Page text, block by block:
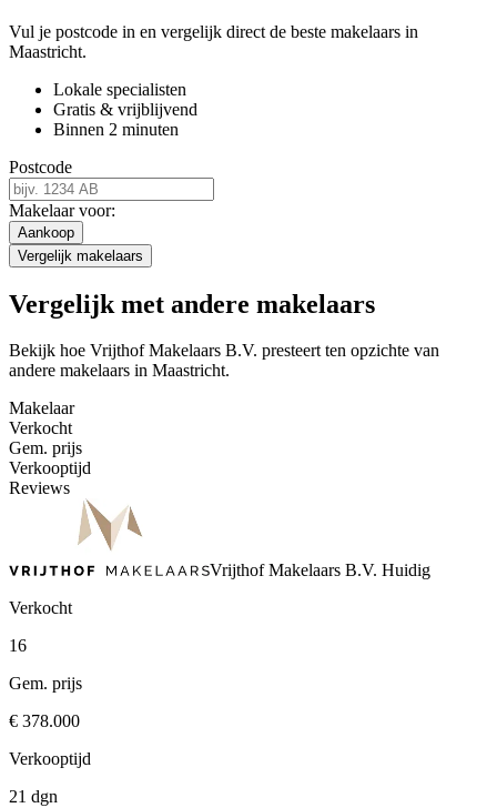
Vul je postcode in en vergelijk direct de beste makelaars in
Maastricht.
Lokale specialisten
Gratis & vrijblijvend
Binnen 2 minuten
Postcode
Makelaar voor:
Aankoop
Vergelijk makelaars
Vergelijk met andere makelaars
Bekijk hoe Vrijthof Makelaars B.V. presteert ten opzichte van
andere makelaars in Maastricht.
Makelaar
Verkocht
Gem. prijs
Verkooptijd
Reviews
Vrijthof Makelaars B.V. Huidig
Verkocht
16
Gem. prijs
€ 378.000
Verkooptijd
21 dgn